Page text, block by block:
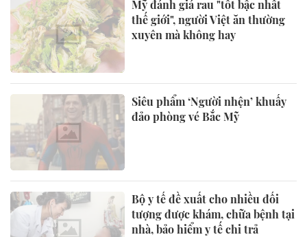
Mỹ đánh giá rau "tốt bậc nhất
thế giới", người Việt ăn thường
xuyên mà không hay
Siêu phẩm ‘Người nhện’ khuấy
đảo phòng vé Bắc Mỹ
Bộ y tế đề xuất cho nhiều đối
tượng được khám, chữa bệnh tại
nhà, bảo hiểm y tế chi trả